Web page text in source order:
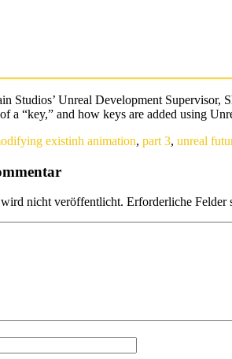
Studios’ Unreal Development Supervisor,
a “key,” and how keys are added using
existinh animation, part 3, unreal
nicht veröffentlicht. Erforderliche Felder